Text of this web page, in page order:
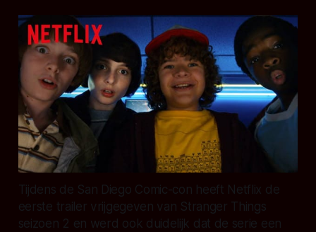
Tijdens de San Diego Comic-con heeft Netflix de
eerste trailer vrijgegeven van Stranger Things
seizoen 2 en werd ook duidelijk dat de serie een